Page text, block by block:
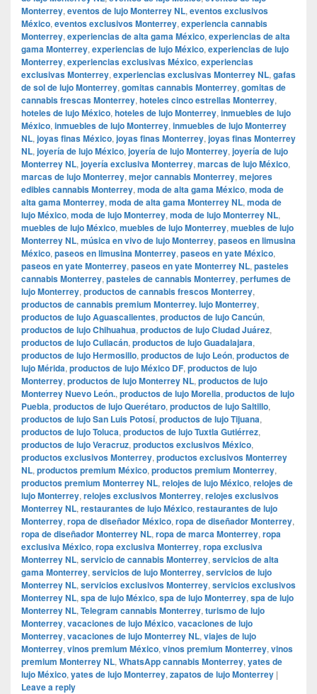
Monterrey, eventos de lujo Monterrey NL, eventos exclusivos
México, eventos exclusivos Monterrey, experiencia cannabis
Monterrey, experiencias de alta gama México, experiencias de alta
gama Monterrey, experiencias de lujo México, experiencias de lujo
Monterrey, experiencias exclusivas México, experiencias
exclusivas Monterrey, experiencias exclusivas Monterrey NL, gafas
de sol de lujo Monterrey, gomitas cannabis Monterrey, gomitas de
cannabis frescas Monterrey, hoteles cinco estrellas Monterrey,
hoteles de lujo México, hoteles de lujo Monterrey, inmuebles de lujo
México, inmuebles de lujo Monterrey, inmuebles de lujo Monterrey
NL, joyas finas México, joyas finas Monterrey, joyas finas Monterrey
NL, joyería de lujo México, joyería de lujo Monterrey, joyería de lujo
Monterrey NL, joyería exclusiva Monterrey, marcas de lujo México,
marcas de lujo Monterrey, mejor cannabis Monterrey, mejores
edibles cannabis Monterrey, moda de alta gama México, moda de
alta gama Monterrey, moda de alta gama Monterrey NL, moda de
lujo México, moda de lujo Monterrey, moda de lujo Monterrey NL,
muebles de lujo México, muebles de lujo Monterrey, muebles de lujo
Monterrey NL, música en vivo de lujo Monterrey, paseos en limusina
México, paseos en limusina Monterrey, paseos en yate México,
paseos en yate Monterrey, paseos en yate Monterrey NL, pasteles
cannabis Monterrey, pasteles de cannabis Monterrey, perfumes de
lujo Monterrey, productos de cannabis frescos Monterrey,
productos de cannabis premium Monterrey. lujo Monterrey,
productos de lujo Aguascalientes, productos de lujo Cancún,
productos de lujo Chihuahua, productos de lujo Ciudad Juárez,
productos de lujo Culiacán, productos de lujo Guadalajara,
productos de lujo Hermosillo, productos de lujo León, productos de
lujo Mérida, productos de lujo México DF, productos de lujo
Monterrey, productos de lujo Monterrey NL, productos de lujo
Monterrey Nuevo León., productos de lujo Morelia, productos de lujo
Puebla, productos de lujo Querétaro, productos de lujo Saltillo,
productos de lujo San Luis Potosí, productos de lujo Tijuana,
productos de lujo Toluca, productos de lujo Tuxtla Gutiérrez,
productos de lujo Veracruz, productos exclusivos México,
productos exclusivos Monterrey, productos exclusivos Monterrey
NL, productos premium México, productos premium Monterrey,
productos premium Monterrey NL, relojes de lujo México, relojes de
lujo Monterrey, relojes exclusivos Monterrey, relojes exclusivos
Monterrey NL, restaurantes de lujo México, restaurantes de lujo
Monterrey, ropa de diseñador México, ropa de diseñador Monterrey,
ropa de diseñador Monterrey NL, ropa de marca Monterrey, ropa
exclusiva México, ropa exclusiva Monterrey, ropa exclusiva
Monterrey NL, servicio de cannabis Monterrey, servicios de alta
gama Monterrey, servicios de lujo Monterrey, servicios de lujo
Monterrey NL, servicios exclusivos Monterrey, servicios exclusivos
Monterrey NL, spa de lujo México, spa de lujo Monterrey, spa de lujo
Monterrey NL, Telegram cannabis Monterrey, turismo de lujo
Monterrey, vacaciones de lujo México, vacaciones de lujo
Monterrey, vacaciones de lujo Monterrey NL, viajes de lujo
Monterrey, vinos premium México, vinos premium Monterrey, vinos
premium Monterrey NL, WhatsApp cannabis Monterrey, yates de
lujo México, yates de lujo Monterrey, zapatos de lujo Monterrey |
Leave a reply